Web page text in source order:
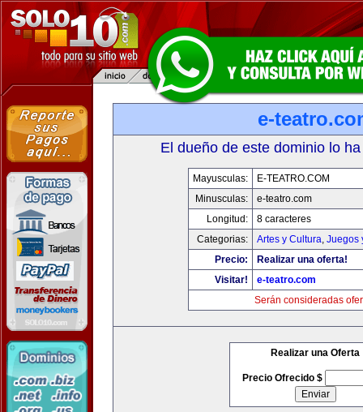
e-
El dueño de este dominio lo
Mayusculas:
E-TEATRO.COM
Minusculas:
e-teatro.com
Longitud:
8 caracteres
Categorias:
Artes y Cultura, Juegos
Precio:
Realizar una oferta!
Visitar!
e-teatro.com
Serán consideradas
Realizar una Oferta
Precio Ofrecido $